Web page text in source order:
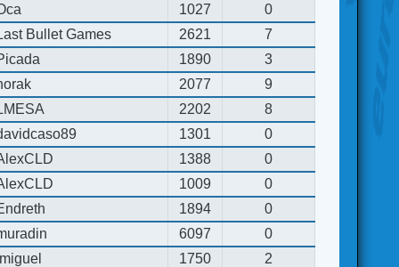
1027
0
Bullet Games
2621
7
1890
3
2077
9
2202
8
1301
0
1388
0
1009
0
1894
0
6097
0
1750
2